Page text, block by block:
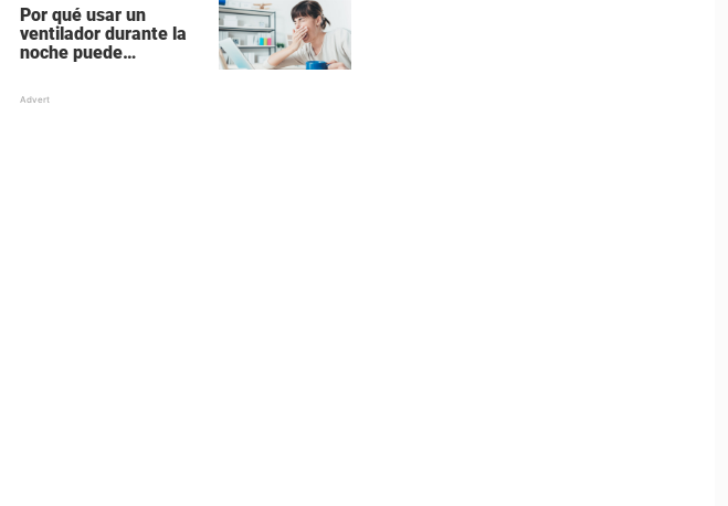
Hollywood
Por qué usar un
ventilador durante la
noche puede